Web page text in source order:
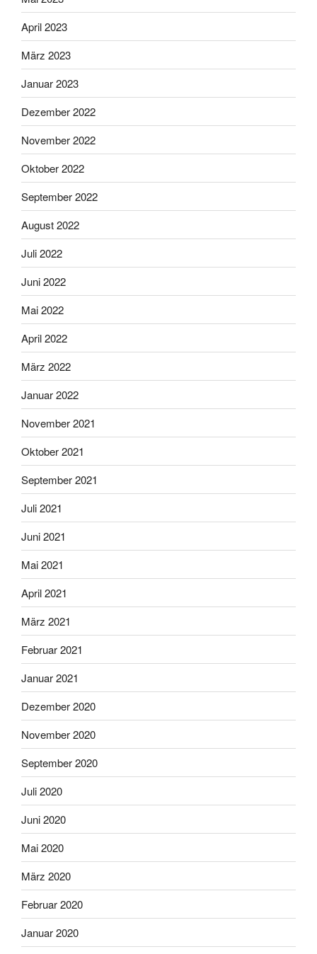
April 2023
März 2023
Januar 2023
Dezember 2022
November 2022
Oktober 2022
September 2022
August 2022
Juli 2022
Juni 2022
Mai 2022
April 2022
März 2022
Januar 2022
November 2021
Oktober 2021
September 2021
Juli 2021
Juni 2021
Mai 2021
April 2021
März 2021
Februar 2021
Januar 2021
Dezember 2020
November 2020
September 2020
Juli 2020
Juni 2020
Mai 2020
März 2020
Februar 2020
Januar 2020